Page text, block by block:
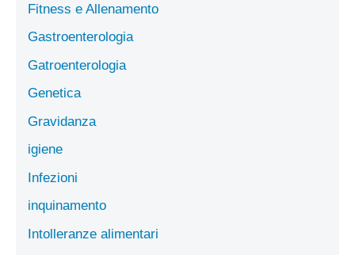
Fitness e Allenamento
Gastroenterologia
Gatroenterologia
Genetica
Gravidanza
igiene
Infezioni
inquinamento
Intolleranze alimentari